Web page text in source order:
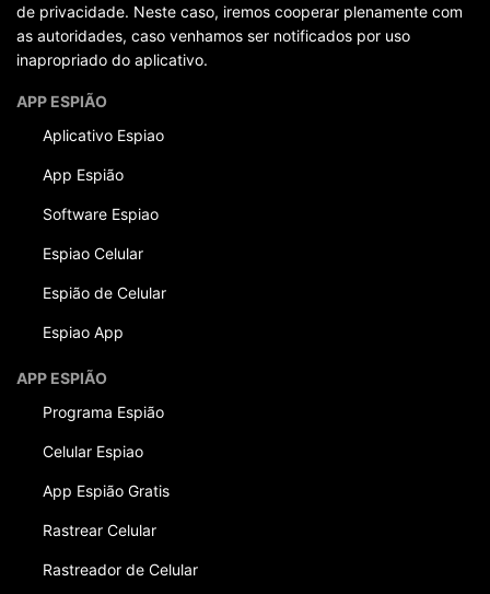
de privacidade. Neste caso, iremos cooperar plenamente com
as autoridades, caso venhamos ser notificados por uso
inapropriado do aplicativo.
APP ESPIÃO
Aplicativo Espiao
App Espião
Software Espiao
Espiao Celular
Espião de Celular
Espiao App
APP ESPIÃO
Programa Espião
Celular Espiao
App Espião Gratis
Rastrear Celular
Rastreador de Celular